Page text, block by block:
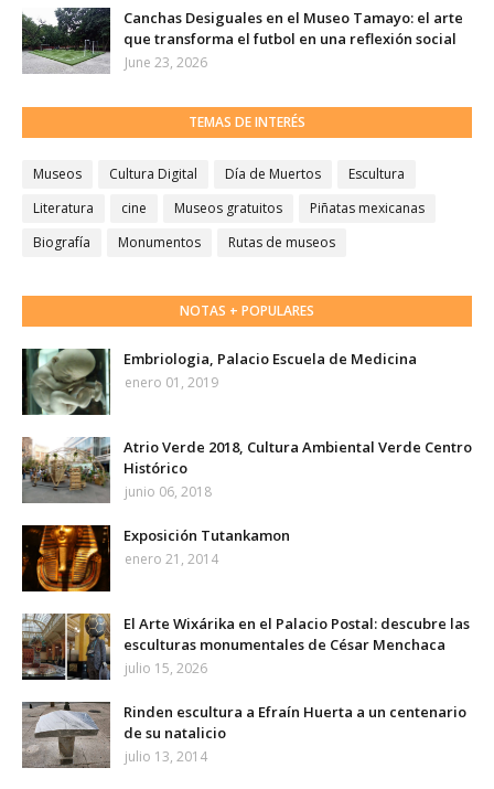
Canchas Desiguales en el Museo Tamayo: el arte
que transforma el futbol en una reflexión social
June 23, 2026
TEMAS DE INTERÉS
Museos Cultura Digital Día de Muertos
Escultura
Literatura
cine Museos gratuitos
Piñatas mexicanas
Biografía
Monumentos Rutas de museos
NOTAS + POPULARES
Embriologia, Palacio Escuela de Medicina
enero 01, 2019
Atrio Verde 2018, Cultura Ambiental Verde Centro
Histórico
junio 06, 2018
Exposición Tutankamon
enero 21, 2014
El Arte Wixárika en el Palacio Postal: descubre las
esculturas monumentales de César Menchaca
julio 15, 2026
Rinden escultura a Efraín Huerta a un centenario
de su natalicio
julio 13, 2014